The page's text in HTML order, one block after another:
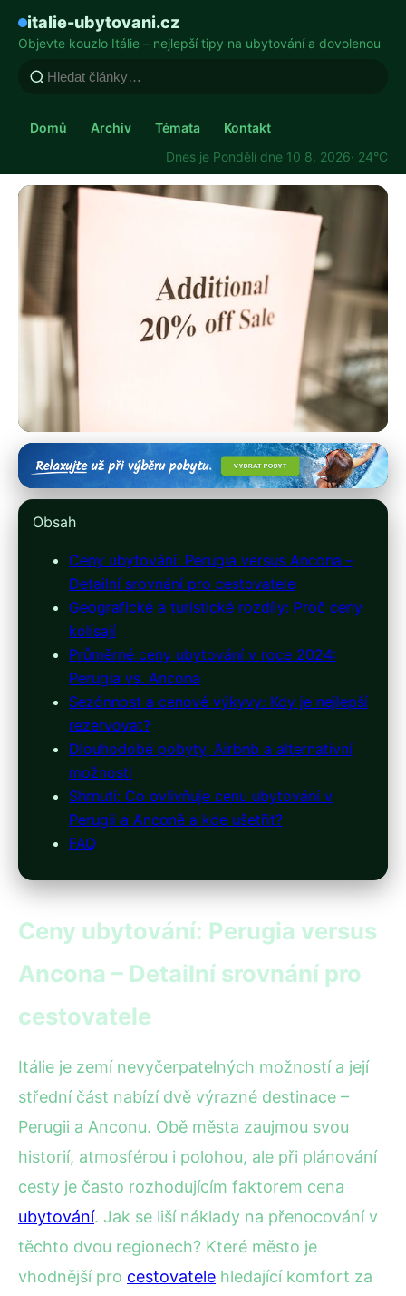
italie-ubytovani.cz
Objevte kouzlo Itálie – nejlepší tipy na ubytování a dovolenou
Domů Archiv Témata
Kontakt
Dnes je Pondělí dne 10 8. 2026· 24°C
italie-ubytovani.cz
Ceny Ubytování: Srovnání
Perugia vs Ancona pro
Cestovatele 2024
26. 3. 2026· 7 min čtení · Autor: Kristián Novotný
Obsah
Ceny ubytování: Perugia versus Ancona –
Detailní srovnání pro cestovatele
Geografické a turistické rozdíly: Proč ceny
kolísají
Průměrné ceny ubytování v roce 2024:
Perugia vs. Ancona
Sezónnost a cenové výkyvy: Kdy je nejlepší
rezervovat?
Dlouhodobé pobyty, Airbnb a alternativní
možnosti
Shrnutí: Co ovlivňuje cenu ubytování v
Perugii a Anconě a kde ušetřit?
FAQ
Ceny ubytování: Perugia versus
Ancona – Detailní srovnání pro
cestovatele
Itálie je zemí nevyčerpatelných možností a její
střední část nabízí dvě výrazné destinace –
Perugii a Anconu. Obě města zaujmou svou
historií, atmosférou i polohou, ale při plánování
cesty je často rozhodujícím faktorem cena
ubytování. Jak se liší náklady na přenocování v
těchto dvou regionech? Které město je
vhodnější pro cestovatele hledající komfort za